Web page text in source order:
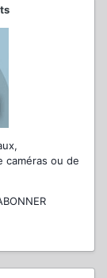
caméras ou de